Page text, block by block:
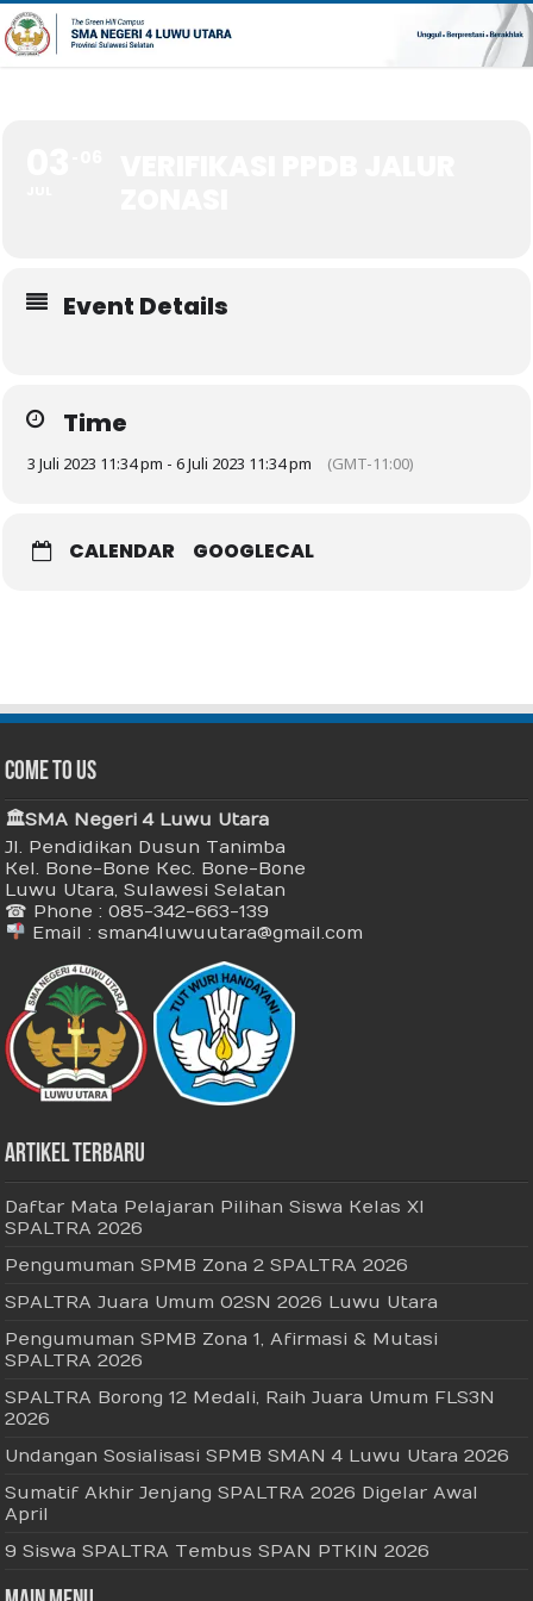
Event Details
Time
3 Juli 2023 11:34 pm - 6 Juli 2023 11:34 pm (GMT-11:00)
CALENDAR GOOGLECAL
Come To Us
🏛 SMA Negeri 4 Luwu Utara
Jl. Pendidikan Dusun Tanimba
Kel. Bone-Bone Kec. Bone-Bone
Luwu Utara, Sulawesi Selatan
☎ Phone : 085-342-663-139
Email : sman4luwuutara@gmail.com
Artikel Terbaru
Daftar Mata Pelajaran Pilihan Siswa Kelas XI
SPALTRA 2026
Pengumuman SPMB Zona 2 SPALTRA 2026
SPALTRA Juara Umum O2SN 2026 Luwu Utara
Pengumuman SPMB Zona 1, Afirmasi & Mutasi
SPALTRA 2026
SPALTRA Borong 12 Medali, Raih Juara Umum FLS3N
2026
Undangan Sosialisasi SPMB SMAN 4 Luwu Utara 2026
Sumatif Akhir Jenjang SPALTRA 2026 Digelar Awal
April
9 Siswa SPALTRA Tembus SPAN PTKIN 2026